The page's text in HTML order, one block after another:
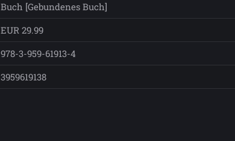
Buch [Gebundenes Buch]
EUR 29.99
978-3-959-61913-4
3959619138